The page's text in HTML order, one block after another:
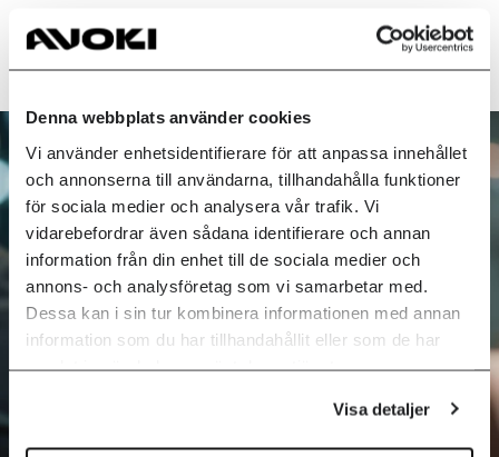
Denna webbplats använder cookies
Vi använder enhetsidentifierare för att anpassa innehållet
och annonserna till användarna, tillhandahålla funktioner
för sociala medier och analysera vår trafik. Vi
vidarebefordrar även sådana identifierare och annan
information från din enhet till de sociala medier och
annons- och analysföretag som vi samarbetar med.
Dessa kan i sin tur kombinera informationen med annan
information som du har tillhandahållit eller som de har
samlat in när du har använt deras tjänster.
Visa detaljer
Bättre arbetsmiljö och minskad stress